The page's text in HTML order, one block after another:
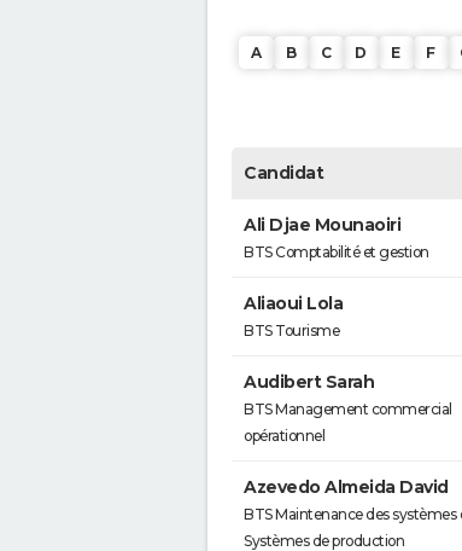
A B C D E F
Candidat
Ali Djae Mounaoiri
BTS Comptabilité et gestion
Aliaoui Lola
BTS Tourisme
Audibert Sarah
BTS Management commercial
opérationnel
Azevedo Almeida David
BTS Maintenance des systèmes
Systèmes de production